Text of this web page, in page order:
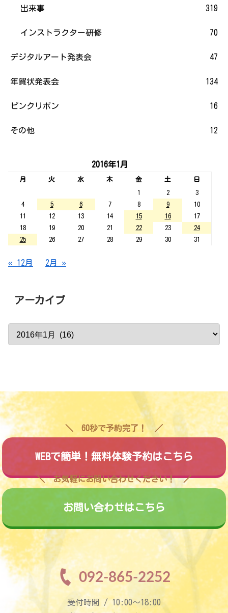
出来事 319
インストラクター研修 70
デジタルアート発表会 47
年賀状発表会 134
ピンクリボン 16
その他 12
2016年1月
月 火 水 木 金 土
日
1
2
3
4
5 6 7 8 9
10
11
12 13 14 15 16
17
18
19 20 21 22 23
24
25
26 27 28 29 30 31
« 12月 2月 »
アーカイブ
60秒で予約完了！
WEBで簡単！無料体験予約はこちら
お気軽にお問い合わせください！
お問い合わせはこちら
092-865-2252
受付時間 / 10:00〜18:00